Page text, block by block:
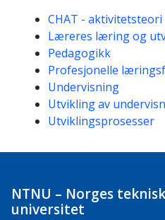
Kompetanseord
CHAT - aktivitetsteori
Læreres læring og
Pedagogikk
Profesjonelle
Undervisning
Utvikling av
Utviklingsprosesser
NTNU – Norges
universitet